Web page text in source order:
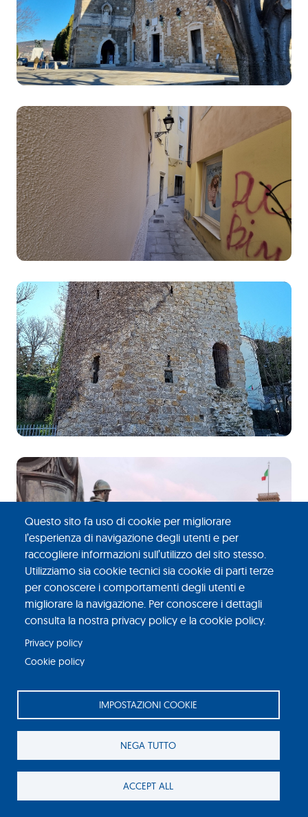
Questo sito fa uso di cookie per migliorare
l’esperienza di navigazione degli utenti e per
raccogliere informazioni sull’utilizzo del sito stesso.
Utilizziamo sia cookie tecnici sia cookie di parti terze
per conoscere i comportamenti degli utenti e
migliorare la navigazione. Per conoscere i dettagli
consulta la nostra privacy policy e la cookie policy.
Privacy policy
Cookie policy
IMPOSTAZIONI COOKIE
NEGA TUTTO
ACCEPT ALL